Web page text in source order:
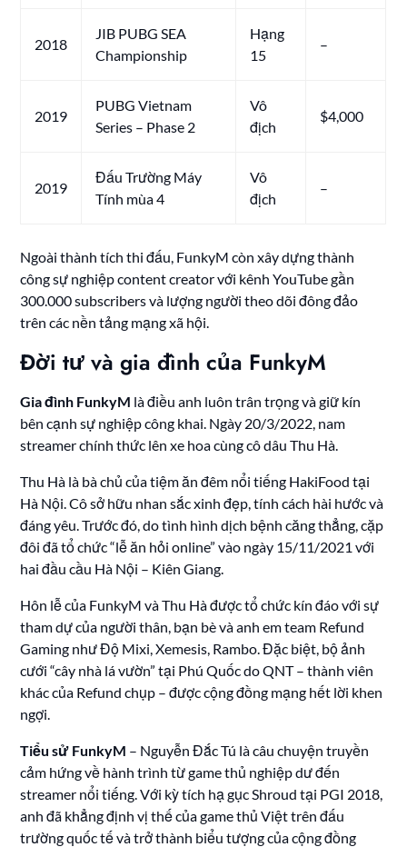
2018
JIB PUBG SEA
Championship
Hạng
15
–
2019
PUBG Vietnam
Series – Phase 2
Vô
địch
$4,000
2019
Đấu Trường Máy
Tính mùa 4
Vô
địch
–
Ngoài thành tích thi đấu, FunkyM còn xây dựng thành
công sự nghiệp content creator với kênh YouTube gần
300.000 subscribers và lượng người theo dõi đông đảo
trên các nền tảng mạng xã hội.
Đời tư và gia đình của FunkyM
Gia đình FunkyM là điều anh luôn trân trọng và giữ kín
bên cạnh sự nghiệp công khai. Ngày 20/3/2022, nam
streamer chính thức lên xe hoa cùng cô dâu Thu Hà.
Thu Hà là bà chủ của tiệm ăn đêm nổi tiếng HakiFood tại
Hà Nội. Cô sở hữu nhan sắc xinh đẹp, tính cách hài hước và
đáng yêu. Trước đó, do tình hình dịch bệnh căng thẳng, cặp
đôi đã tổ chức “lễ ăn hỏi online” vào ngày 15/11/2021 với
hai đầu cầu Hà Nội – Kiên Giang.
Hôn lễ của FunkyM và Thu Hà được tổ chức kín đáo với sự
tham dự của người thân, bạn bè và anh em team Refund
Gaming như Độ Mixi, Xemesis, Rambo. Đặc biệt, bộ ảnh
cưới “cây nhà lá vườn” tại Phú Quốc do QNT – thành viên
khác của Refund chụp – được cộng đồng mạng hết lời khen
ngợi.
Tiểu sử FunkyM – Nguyễn Đắc Tú là câu chuyện truyền
cảm hứng về hành trình từ game thủ nghiệp dư đến
streamer nổi tiếng. Với kỳ tích hạ gục Shroud tại PGI 2018,
anh đã khẳng định vị thế của game thủ Việt trên đấu
trường quốc tế và trở thành biểu tượng của cộng đồng